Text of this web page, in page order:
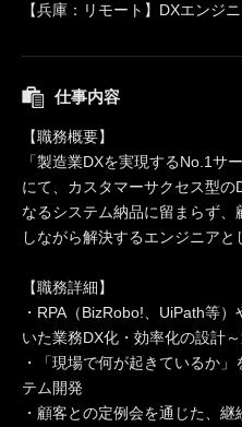
【兵庫：リモート】DXエンジ
仕事内容
【職務概要】
「製造業DXを実現するNo.1サ
にて、カスタマーサクセス型
なるシステム納品に留まらず
しながら解決するエンジニアと
【職務詳細】
・RPA（BizRobo!、UiPath等
いた業務DX化・効率化の設計
・「現場で何が起きているか
テム開発
・顧客との定例会を通じた、継